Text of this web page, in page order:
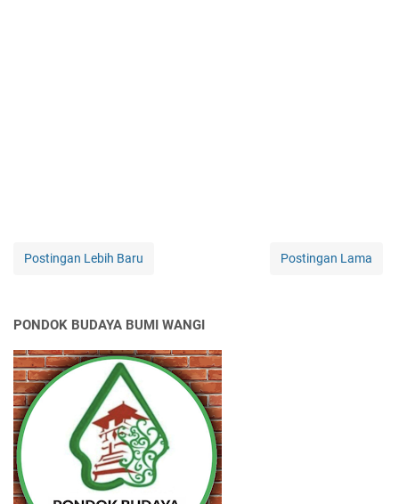
Postingan Lebih Baru Postingan Lama
PONDOK BUDAYA BUMI WANGI